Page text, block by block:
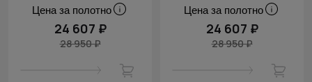
Цена за полотно
24 607 ₽
28 950 ₽
Цена за полотно
24 607 ₽
28 950 ₽